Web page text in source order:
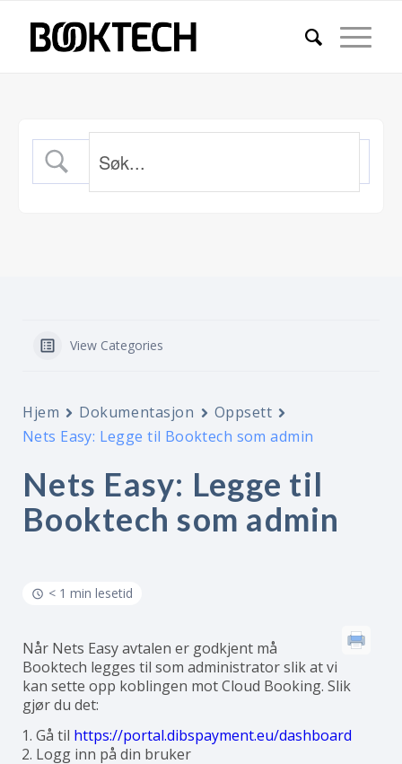
View Categories
Hjem Dokumentasjon
Oppsett
Nets Easy: Legge til Booktech som admin
Nets Easy: Legge til
Booktech som admin
< 1 min lesetid
Når Nets Easy avtalen er godkjent må
Booktech legges til som administrator slik at vi
kan sette opp koblingen mot Cloud Booking. Slik
gjør du det:
Gå til https://portal.dibspayment.eu/dashboard
Logg inn på din bruker